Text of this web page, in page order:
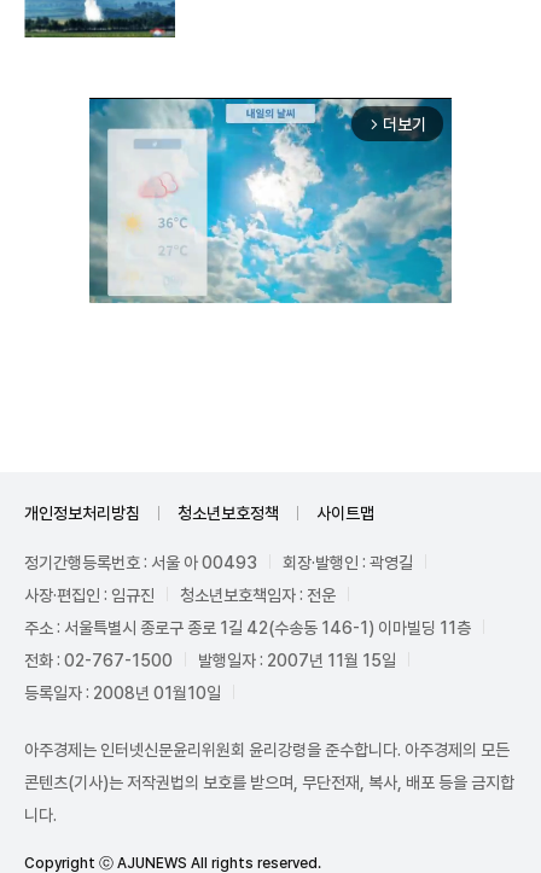
arrow_forward_ios 더보기
개인정보처리방침 청소년보호정책 사이트맵
정기간행등록번호 : 서울 아 00493
회장·발행인 : 곽영길
사장·편집인 : 임규진
청소년보호책임자 : 전운
주소 : 서울특별시 종로구 종로 1길 42(수송동 146-1) 이마빌딩 11층
전화 : 02-767-1500
발행일자 : 2007년 11월 15일
등록일자 : 2008년 01월10일
아주경제는 인터넷신문윤리위원회 윤리강령을 준수합니다. 아주경제의 모든
콘텐츠(기사)는 저작권법의 보호를 받으며, 무단전재, 복사, 배포 등을 금지합
니다.
Copyright ⓒ AJUNEWS All rights reserved.